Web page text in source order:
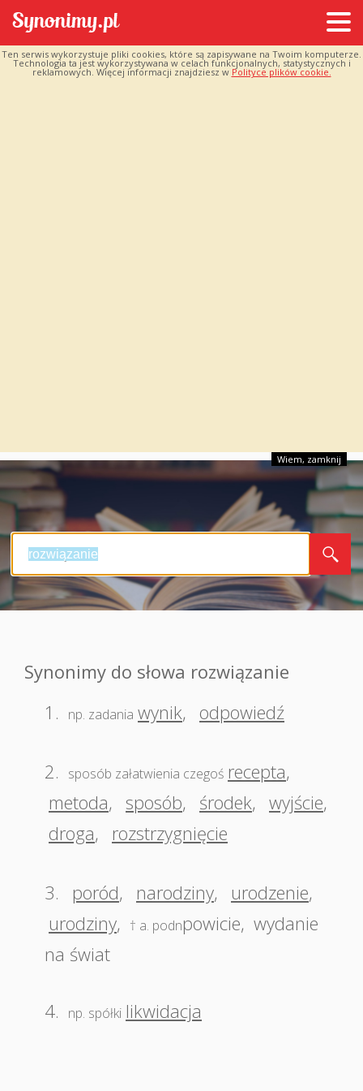
Ten serwis wykorzystuje pliki cookies, które są zapisywane na Twoim komputerze.
Technologia ta jest wykorzystywana w celach funkcjonalnych, statystycznych i
reklamowych. Więcej informacji znajdziesz w Polityce plików cookie.
Wiem, zamknij
Synonimy do słowa rozwiązanie
1.
np. zadania wynik, odpowiedź
2. sposób załatwienia czegoś recepta,
metoda, sposób, środek, wyjście,
droga, rozstrzygnięcie
3. poród, narodziny, urodzenie,
urodziny, † a. podnpowicie, wydanie
na świat
4. np. spółki likwidacja